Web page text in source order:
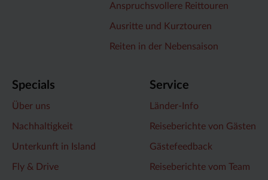
Anspruchsvollere Reittouren
Ausritte und Kurztouren
Reiten in der Nebensaison
Specials
Über uns
Nachhaltigkeit
Unterkunft in Island
Fly & Drive
Service
Länder-Info
Reiseberichte von Gästen
Gästefeedback
Reiseberichte vom Team